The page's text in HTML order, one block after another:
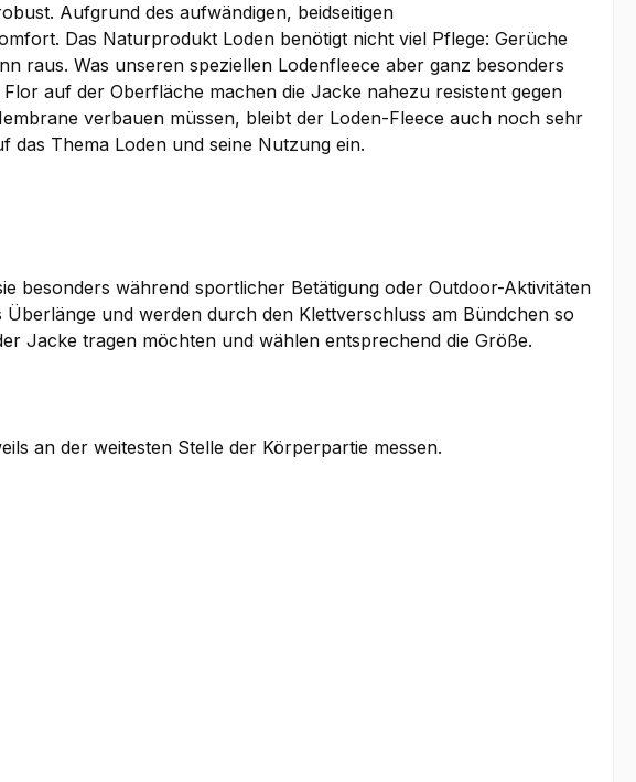
Aufgrund des aufwändigen, beidseitigen
Das Naturprodukt Loden benötigt nicht viel Pflege: Gerüche
raus. Was unseren speziellen Lodenfleece aber ganz besonders
auf der Oberfläche machen die Jacke nahezu resistent gegen
verbauen müssen, bleibt der Loden-Fleece auch noch sehr
das Thema Loden und seine Nutzung ein.
besonders während sportlicher Betätigung oder Outdoor-Aktivitäten
und werden durch den Klettverschluss am Bündchen so
Jacke tragen möchten und wählen entsprechend die Größe.
an der weitesten Stelle der Körperpartie messen.